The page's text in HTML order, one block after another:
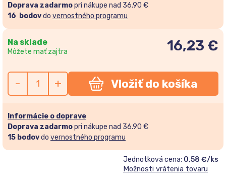
Doprava zadarmopri nákupe nad 36.90 €
16 bodovdo vernostného programu
Na sklade
Môžete mať zajtra 16,23 €
- + Vložiť do košíka
Informácie o doprave
Doprava zadarmopri nákupe nad 36.90 €
15 bodovdo vernostného programu
Jednotková cena: 0,58 €/ks
Možnosti vrátenia tovaru